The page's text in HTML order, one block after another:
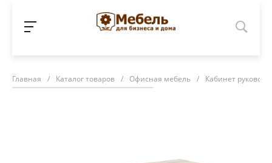
Главная / Каталог товаров / Офисная мебель / Кабинет